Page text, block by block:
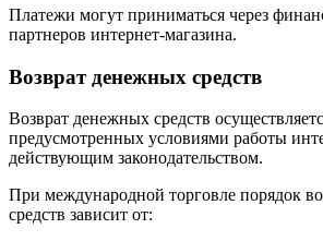
Платежи могут приниматься через
партнеров интернет-магазина.
Возврат денежных средств
Возврат денежных средств
предусмотренных условиями работы
действующим законодательством.
При международной торговле порядок
средств зависит от: